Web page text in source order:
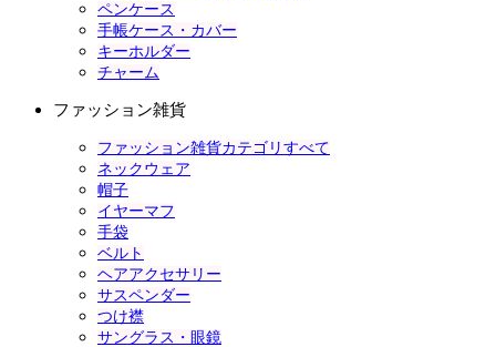
ペンケース
手帳ケース・カバー
キーホルダー
チャーム
ファッション雑貨
ファッション雑貨カテゴリすべて
ネックウェア
帽子
イヤーマフ
手袋
ベルト
ヘアアクセサリー
サスペンダー
つけ襟
サングラス・眼鏡